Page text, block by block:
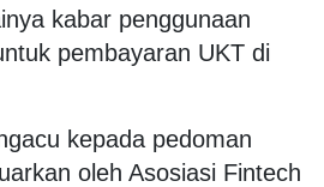
kabar penggunaan
pembayaran UKT di
kepada pedoman
oleh Asosiasi Fintech